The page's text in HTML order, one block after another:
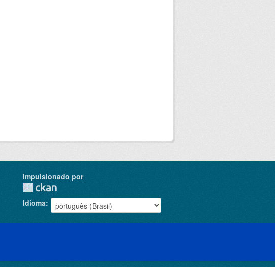
Impulsionado por
Idioma